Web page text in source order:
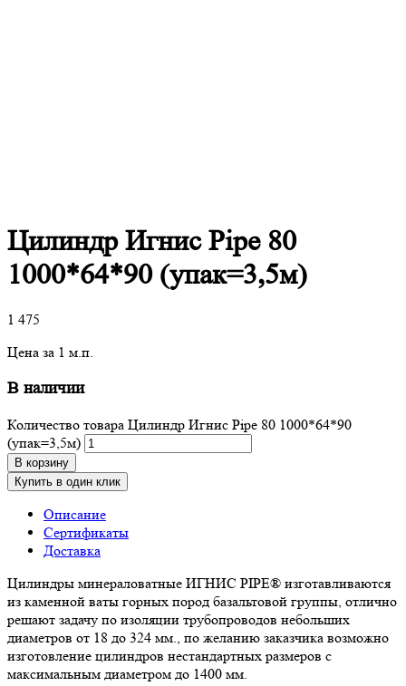
Цилиндр Игнис Pipe 80
1000*64*90 (упак=3,5м)
1 475
Цена за 1 м.п.
В наличии
Количество товара Цилиндр Игнис Pipe 80 1000*64*90
(упак=3,5м)
В корзину
Купить в один клик
Описание
Сертификаты
Доставка
Цилиндры минераловатные ИГНИС PIPE® изготавливаются
из каменной ваты горных пород базальтовой группы, отлично
решают задачу по изоляции трубопроводов небольших
диаметров от 18 до 324 мм., по желанию заказчика возможно
изготовление цилиндров нестандартных размеров с
максимальным диаметром до 1400 мм.